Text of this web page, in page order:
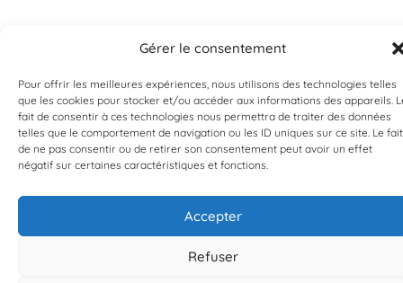
Gérer le consentement
Pour offrir les meilleures expériences, nous utilisons des technologies telles
que les cookies pour stocker et/ou accéder aux informations des appareils.
fait de consentir à ces technologies nous permettra de traiter des données
telles que le comportement de navigation ou les ID uniques sur ce site. Le fait
de ne pas consentir ou de retirer son consentement peut avoir un effet
négatif sur certaines caractéristiques et fonctions.
Accepter
Refuser